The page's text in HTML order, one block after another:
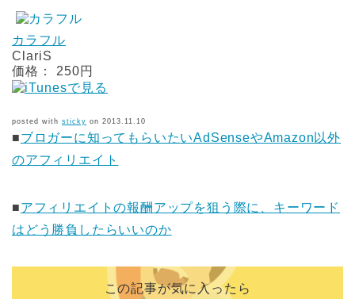
カラフル
ClariS
価格： 250円
posted with sticky on 2013.11.10
■ブロガーに知ってもらいたいAdSenseやAmazon以外
のアフィリエイト
■アフィリエイトの報酬アップを狙う際に、キーワード
はどう勝負したらいいのか
この記事が気に入ったら